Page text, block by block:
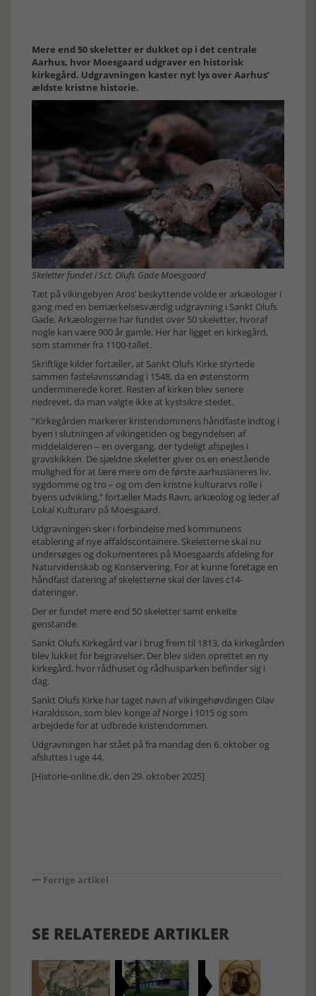
Mere end 50 skeletter er dukket op i det centrale
Aarhus, hvor Moesgaard udgraver en historisk
kirkegård. Udgravningen kaster nyt lys over Aarhus’
ældste kristne historie.
Skeletter fundet i Sct. Olufs Gade Moesgaard
Tæt på vikingebyen Aros’ beskyttende volde er arkæologer i
gang med en bemærkelsesværdig udgravning i Sankt Olufs
Gade. Arkæologerne har fundet over 50 skeletter, hvoraf
nogle kan være 900 år gamle. Her har ligget en kirkegård,
som stammer fra 1100-tallet.
Skriftlige kilder fortæller, at Sankt Olufs Kirke styrtede
sammen fastelavnssøndag i 1548, da en østenstorm
underminerede koret. Resten af kirken blev senere
nedrevet, da man valgte ikke at kystsikre stedet.
”Kirkegården markerer kristendommens håndfaste indtog i
byen i slutningen af vikingetiden og begyndelsen af
middelalderen – en overgang, der tydeligt afspejles i
gravskikken. De sjældne skeletter giver os en enestående
mulighed for at lære mere om de første aarhusianeres liv,
sygdomme og tro – og om den kristne kulturarvs rolle i
byens udvikling,” fortæller Mads Ravn, arkæolog og leder af
Lokal Kulturarv på Moesgaard.
Udgravningen sker i forbindelse med kommunens
etablering af nye affaldscontainere. Skeletterne skal nu
undersøges og dokumenteres på Moesgaards afdeling for
Naturvidenskab og Konservering. For at kunne foretage en
håndfast datering af skeletterne skal der laves c14-
dateringer.
Der er fundet mere end 50 skeletter samt enkelte
genstande.
Sankt Olufs Kirkegård var i brug frem til 1813, da kirkegården
blev lukket for begravelser. Der blev siden oprettet en ny
kirkegård, hvor rådhuset og rådhusparken befinder sig i
dag.
Sankt Olufs Kirke har taget navn af vikingehøvdingen Olav
Haraldsson, som blev konge af Norge i 1015 og som
arbejdede for at udbrede kristendommen.
Udgravningen har stået på fra mandag den 6. oktober og
afsluttes i uge 44.
[Historie-online.dk, den 29. oktober 2025]
Forrige artikel
SE RELATEREDE ARTIKLER